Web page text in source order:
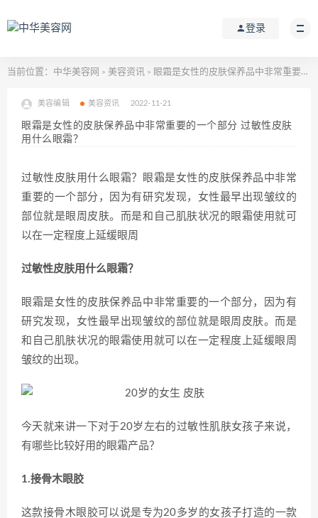
登录
当前位置： 中华美容网 > 美容资讯 > 眼霜是女性的皮肤保养品中非常重要的一个部分 过敏性皮肤用什么眼霜？
美容编辑 美容资讯 2022-11-21
眼霜是女性的皮肤保养品中非常重要的一个部分 过敏性皮肤
用什么眼霜？
过敏性皮肤用什么眼霜？眼霜是女性的皮肤保养品中非常
重要的一个部分，因为有研究发现，女性最早出现皱纹的
部位就是眼周皮肤。而是和自己肌肤状况的眼霜使用就可
以在一定程度上延缓眼周
过敏性皮肤用什么眼霜？
眼霜是女性的皮肤保养品中非常重要的一个部分，因为有
研究发现，女性最早出现皱纹的部位就是眼周皮肤。而是
和自己肌肤状况的眼霜使用就可以在一定程度上延缓眼周
皱纹的出现。
今天就来讲一下对于20岁左右的过敏性肌肤女孩子来说，
有哪些比较好用的眼霜产品？
1.接骨木眼胶
这款接骨木眼胶可以说是专为20多岁的女孩子打造的一款